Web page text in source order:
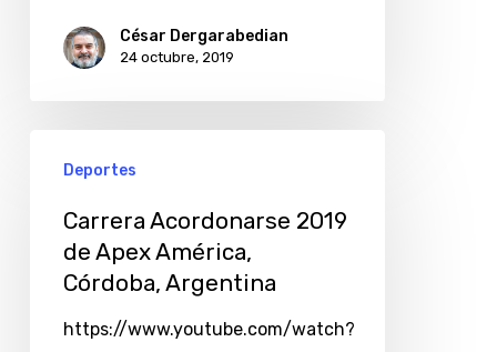
César Dergarabedian
24 octubre, 2019
Deportes
Carrera Acordonarse 2019
de Apex América,
Córdoba, Argentina
https://www.youtube.com/watch?